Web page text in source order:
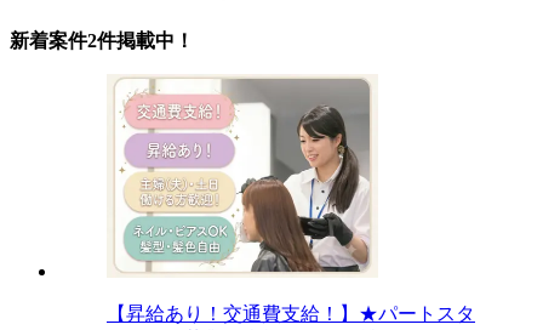
新着案件2件掲載中！
【昇給あり！交通費支給！】★パートスタ